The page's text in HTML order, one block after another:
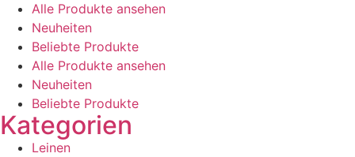
Alle Produkte ansehen
Neuheiten
Beliebte Produkte
Alle Produkte ansehen
Neuheiten
Beliebte Produkte
Kategorien
Leinen